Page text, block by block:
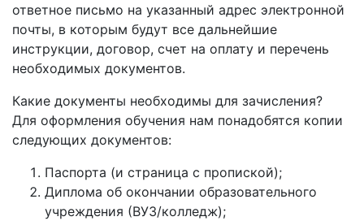
ответное письмо на указанный адрес электронной
почты, в которым будут все дальнейшие
инструкции, договор, счет на оплату и перечень
необходимых документов.
Какие документы необходимы для зачисления?
Для оформления обучения нам понадобятся копии
следующих документов:
Паспорта (и страница с пропиской);
Диплома об окончании образовательного
учреждения (ВУЗ/колледж);